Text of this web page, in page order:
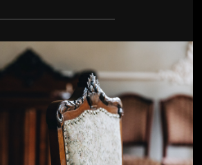
Jön még kép!